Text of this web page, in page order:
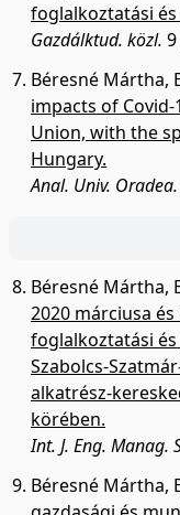
foglalkoztatási
Gazdálktud. közl.
Béresné Mártha,
impacts of
Union, with the
Hungary.
Anal. Univ.
Béresné Mártha,
2020 márciusa
foglalkoztatási
Szabolcs-
alkatrész-
körében.
Int. J. Eng. Manag.
Béresné Mártha,